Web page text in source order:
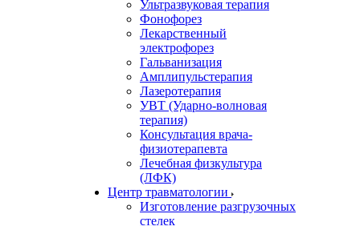
Ультразвуковая терапия
Фонофорез
Лекарственный
электрофорез
Гальванизация
Амплипульстерапия
Лазеротерапия
УВТ (Ударно-волновая
терапия)
Консультация врача-
физиотерапевта
Лечебная физкультура
(ЛФК)
Центр травматологии
Изготовление разгрузочных
стелек